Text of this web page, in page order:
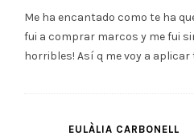
Me ha encantado como te ha
fui a comprar marcos y me fui
horribles! Así q me voy a aplicar
EULÀLIA CARBONELL